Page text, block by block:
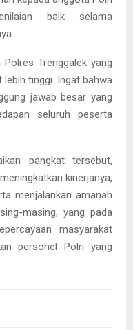
baik selama
Trenggalek yang
tinggi. Ingat bahwa
jawab besar yang
seluruh peserta
pangkat tersebut,
kinerjanya,
menjalankan amanah
masing, yang pada
masyarakat
personel Polri yang